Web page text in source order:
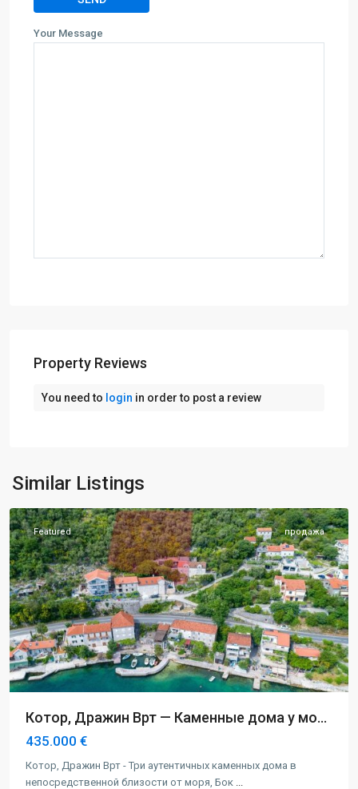
Your Message
Property Reviews
You need to login in order to post a review
Similar Listings
Котор
Featured продажа
Котор, Дражин Врт — Каменные дома у мо...
435.000 €
Котор, Дражин Врт - Три аутентичных каменных дома в
непосредственной близости от моря, Бок